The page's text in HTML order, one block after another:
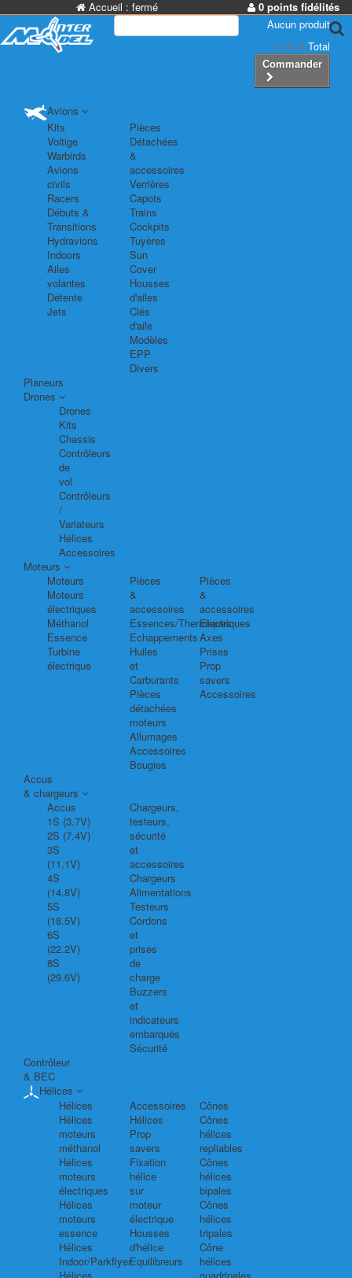
Accueil : fermé
0 points fidélités
Aucun produit
0,00 € Total
Commander
Avions
Kits
Voltige
Warbirds
Avions
civils
Racers
Débuts &
Transitions
Hydravions
Indoors
Ailes
volantes
Détente
Jets
Pièces
Détachées
&
accessoires
Verrières
Capots
Trains
Cockpits
Tuyères
Sun
Cover
Housses
d'ailes
Clés
d'aile
Modèles
EPP
Divers
Planeurs
Drones
Drones
Kits
Chassis
Contrôleurs
de
vol
Contrôleurs
/
Variateurs
Hélices
Accessoires
Moteurs
Moteurs
Moteurs
électriques
Méthanol
Essence
Turbine
électrique
Pièces
&
accessoires
Essences/Thermiques
Echappements
Huiles
et
Carburants
Pièces
détachées
moteurs
Allumages
Accessoires
Bougies
Pièces
&
accessoires
Electriques
Axes
Prises
Prop
savers
Accessoires
Accus
& chargeurs
Accus
1S (3.7V)
2S (7.4V)
3S
(11,1V)
4S
(14.8V)
5S
(18.5V)
6S
(22.2V)
8S
(29.6V)
Chargeurs,
testeurs,
sécurité
et
accessoires
Chargeurs
Alimentations
Testeurs
Cordons
et
prises
de
charge
Buzzers
et
indicateurs
embarqués
Sécurité
Contrôleur
& BEC
Hélices
Hélices
Hélices
moteurs
méthanol
Hélices
moteurs
électriques
Hélices
moteurs
essence
Hélices
Indoor/Parkflyer
Hélices
Accessoires
Hélices
Prop
savers
Fixation
hélice
sur
moteur
électrique
Housses
d'hélice
Equilibreurs
Cônes
Cônes
hélices
repliables
Cônes
hélices
bipales
Cônes
hélices
tripales
Cône
hélices
quadripales